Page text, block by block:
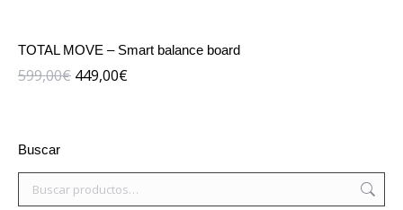
TOTAL MOVE – Smart balance board
599,00€ El
599,00€.
449,00€El
449,00€.
Buscar